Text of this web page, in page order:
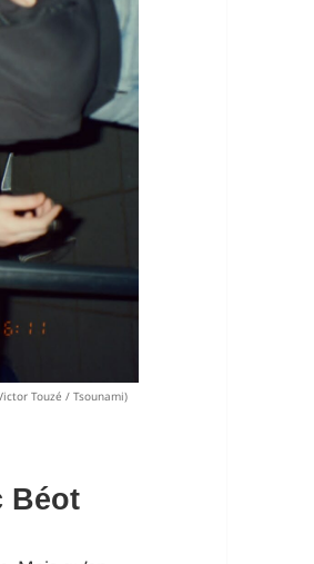
Touzé / Tsounami)
Béot